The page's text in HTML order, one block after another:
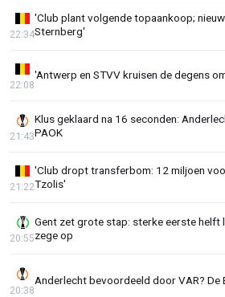
'Club plant volgende topaankoop;
Sternberg'
22:34
'Antwerp en STVV kruisen de degens
22:08
Klus geklaard na 16 seconden:
PAOK
21:43
'Club dropt transferbom: 12 miljoen
Tzolis'
21:22
Gent zet grote stap: sterke eerste helft
zege op
20:55
Anderlecht bevoordeeld door VAR? De
20:38